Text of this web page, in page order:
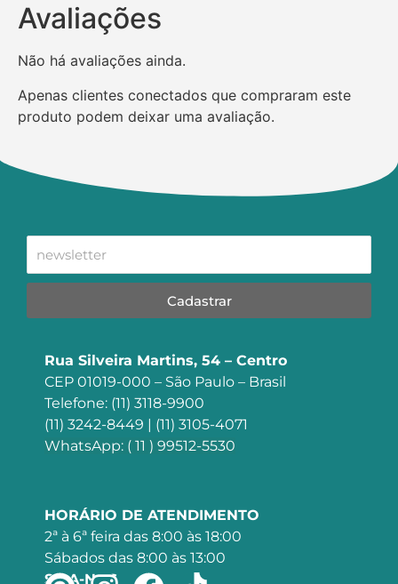
Avaliações
Não há avaliações ainda.
Apenas clientes conectados que compraram este
produto podem deixar uma avaliação.
Cadastrar
Rua Silveira Martins, 54 – Centro
CEP 01019-000 – São Paulo – Brasil
Telefone: (11) 3118-9900
(11) 3242-8449 | (11) 3105-4071
WhatsApp: ( 11 ) 99512-5530
HORÁRIO DE ATENDIMENTO
2ª à 6ª feira das 8:00 às 18:00
Sábados das 8:00 às 13:00
SIGA-NOS